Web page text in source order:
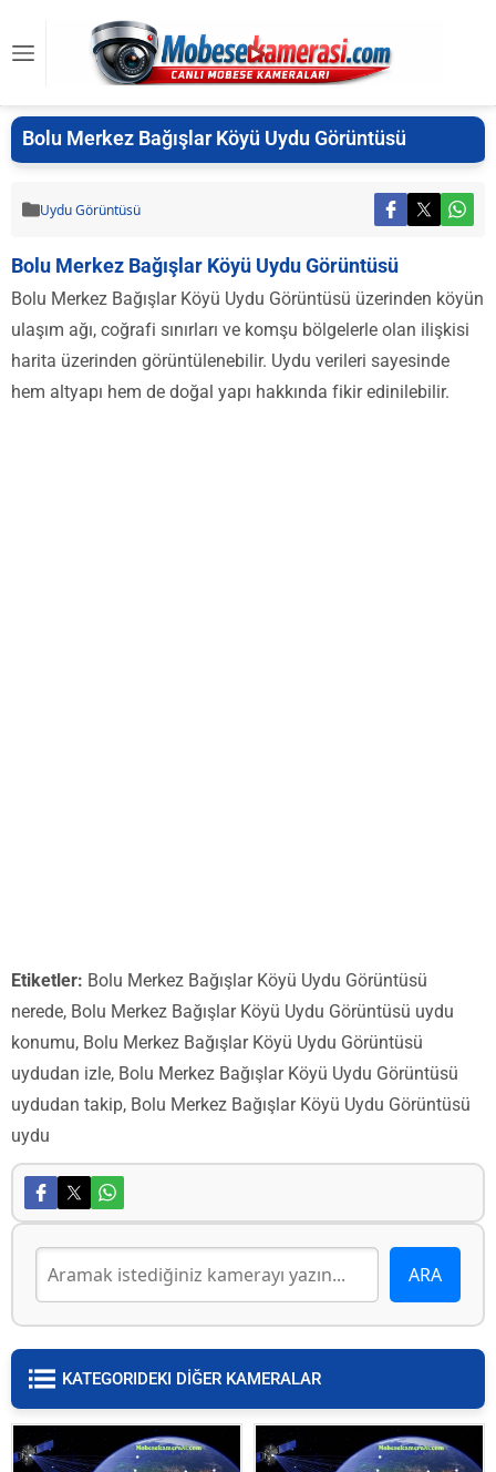
Bolu Merkez Bağışlar Köyü Uydu Görüntüsü
Uydu Görüntüsü
Bolu Merkez Bağışlar Köyü Uydu Görüntüsü
Bolu Merkez Bağışlar Köyü Uydu Görüntüsü üzerinden köyün
ulaşım ağı, coğrafi sınırları ve komşu bölgelerle olan ilişkisi
harita üzerinden görüntülenebilir. Uydu verileri sayesinde
hem altyapı hem de doğal yapı hakkında fikir edinilebilir.
Etiketler: Bolu Merkez Bağışlar Köyü Uydu Görüntüsü
nerede, Bolu Merkez Bağışlar Köyü Uydu Görüntüsü uydu
konumu, Bolu Merkez Bağışlar Köyü Uydu Görüntüsü
uydudan izle, Bolu Merkez Bağışlar Köyü Uydu Görüntüsü
uydudan takip, Bolu Merkez Bağışlar Köyü Uydu Görüntüsü
uydu
KATEGORIDEKI DİĞER KAMERALAR